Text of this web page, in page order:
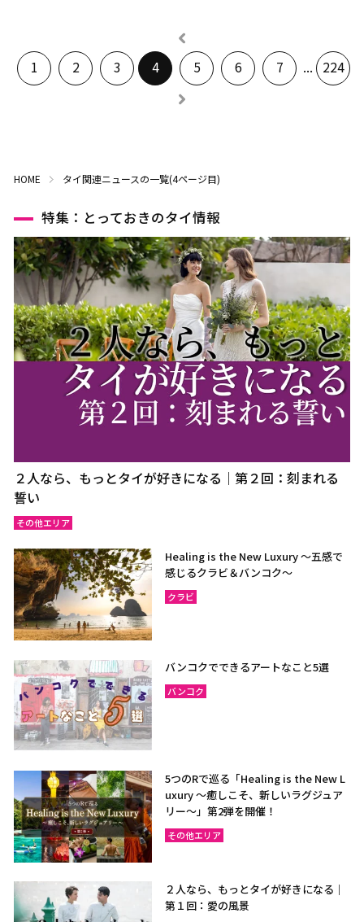
1 2 3 4 5 6 7 ... 224
HOME タイ関連ニュースの一覧(4ページ目)
特集：とっておきのタイ情報
２人なら、もっとタイが好きになる｜第２回：刻まれる
誓い
その他エリア
Healing is the New Luxury ～五感で
感じるクラビ＆バンコク～
クラビ
バンコクでできるアートなこと5選
バンコク
5つのRで巡る「Healing is the New L
uxury ～癒しこそ、新しいラグジュア
リー〜」第2弾を開催！
その他エリア
２人なら、もっとタイが好きになる｜
第１回：愛の風景